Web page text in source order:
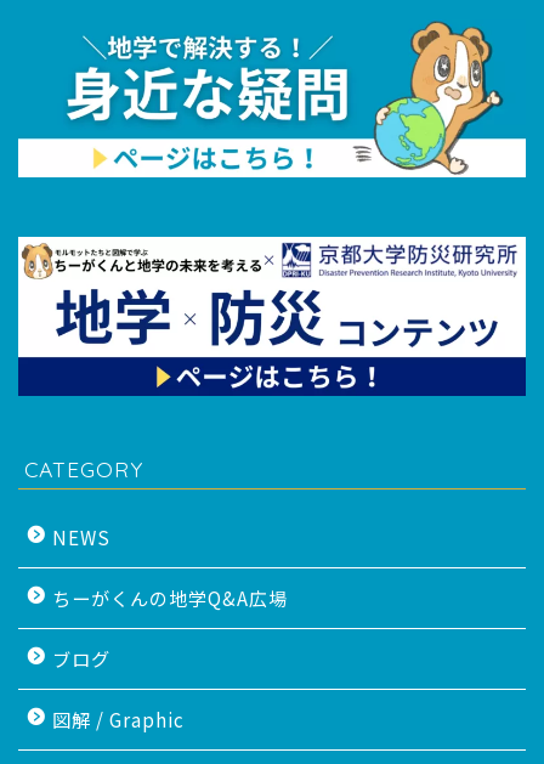
CATEGORY
NEWS
ちーがくんの地学Q&A広場
ブログ
図解 / Graphic